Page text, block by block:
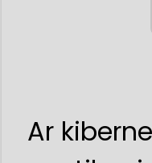
Ar